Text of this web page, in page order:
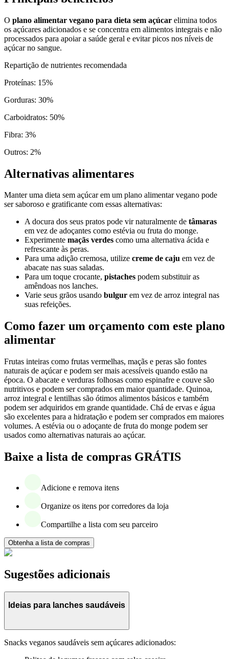
O plano alimentar vegano para dieta sem açúcar elimina todos
os açúcares adicionados e se concentra em alimentos integrais e não
processados para apoiar a saúde geral e evitar picos nos níveis de
açúcar no sangue.
Repartição de nutrientes recomendada
Proteínas: 15%
Gorduras: 30%
Carboidratos: 50%
Fibra: 3%
Outros: 2%
Alternativas alimentares
Manter uma dieta sem açúcar em um plano alimentar vegano pode
ser saboroso e gratificante com essas alternativas:
A docura dos seus pratos pode vir naturalmente de tâmaras
em vez de adoçantes como estévia ou fruta do monge.
Experimente maçãs verdes como uma alternativa ácida e
refrescante às peras.
Para uma adição cremosa, utilize creme de caju em vez de
abacate nas suas saladas.
Para um toque crocante, pistaches podem substituir as
amêndoas nos lanches.
Varie seus grãos usando bulgur em vez de arroz integral nas
suas refeições.
Como fazer um orçamento com este plano
alimentar
Frutas inteiras como frutas vermelhas, maçãs e peras são fontes
naturais de açúcar e podem ser mais acessíveis quando estão na
época. O abacate e verduras folhosas como espinafre e couve são
nutritivos e podem ser comprados em maior quantidade. Quinoa,
arroz integral e lentilhas são ótimos alimentos básicos e também
podem ser adquiridos em grande quantidade. Chá de ervas e água
são excelentes para a hidratação e podem ser comprados em maiores
volumes. A estévia ou o adoçante de fruta do monge podem ser
usados como alternativas naturais ao açúcar.
Baixe a lista de compras GRÁTIS
Adicione e remova itens
Organize os itens por corredores da loja
Compartilhe a lista com seu parceiro
Obtenha a lista de compras
Sugestões adicionais
Ideias para lanches saudáveis
Snacks veganos saudáveis sem açúcares adicionados: